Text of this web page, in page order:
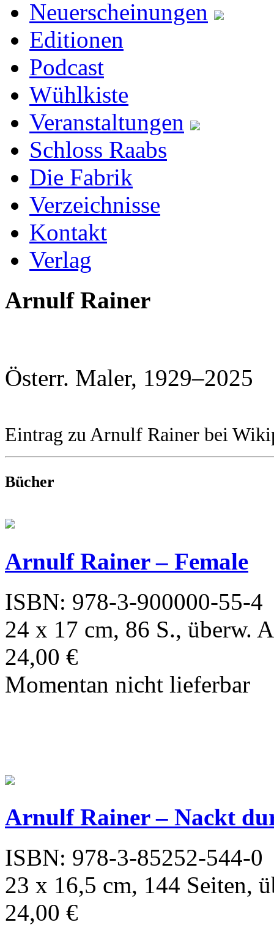
Neuerscheinungen
Editionen
Podcast
Wühlkiste
Veranstaltungen
Schloss Raabs
Die Fabrik
Verzeichnisse
Kontakt
Verlag
Arnulf Rainer
Österr. Maler, 1929–2025
Eintrag zu Arnulf Rainer bei
Bücher
Arnulf Rainer – Female
ISBN: 978-3-900000-55-4
24 x 17 cm, 86 S., überw.
24,00 €
Momentan nicht lieferbar
Arnulf Rainer – Nackt
ISBN: 978-3-85252-544-0
23 x 16,5 cm, 144 Seiten,
24,00 €